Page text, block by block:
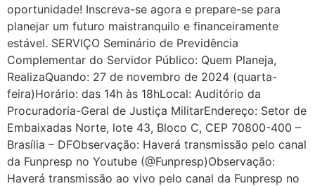
oportunidade! Inscreva-se agora e prepare-se para
planejar um futuro maistranquilo e financeiramente
estável. SERVIÇO Seminário de Previdência
Complementar do Servidor Público: Quem Planeja,
RealizaQuando: 27 de novembro de 2024 (quarta-
feira)Horário: das 14h às 18hLocal: Auditório da
Procuradoria-Geral de Justiça MilitarEndereço: Setor de
Embaixadas Norte, lote 43, Bloco C, CEP 70800-400 –
Brasília – DFObservação: Haverá transmissão pelo canal
da Funpresp no Youtube (@Funpresp)Observação:
Haverá transmissão ao vivo pelo canal da Funpresp no